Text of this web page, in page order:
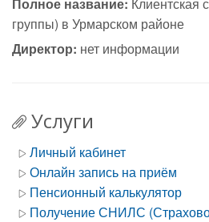
группы) в Урмарском районе
Директор: нет информации
Услуги
Личный кабинет
Онлайн запись на приём
Пенсионный калькулятор
Получение СНИЛС